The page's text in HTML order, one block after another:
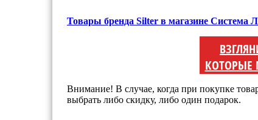
Товары бренда Silter в магазине Система
Внимание! В случае, когда при покупке
выбрать либо скидку, либо один подарок.